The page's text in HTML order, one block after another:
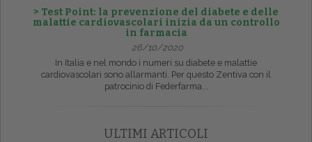
> Test Point: la prevenzione del diabete e delle
malattie cardiovascolari inizia da un controllo
in farmacia
26/10/2020
In Italia e nel mondo i numeri su diabete e malattie
cardiovascolari sono allarmanti. Per questo Zentiva con il
patrocinio di Federfarma...
ULTIMI ARTICOLI